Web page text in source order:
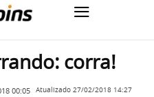
corra!
00:05 Atualizado 27/02/2018 14:27